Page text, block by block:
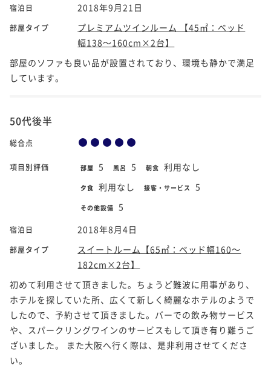
宿泊日 2018年9月21日
部屋タイプ
プレミアムツインルーム 【45㎡：ベッド
幅138～160cm×2台】
部屋のソファも良い品が設置されており、環境も静かで満足
しています。
50代後半
総合点
項目別評価 部屋 5 風呂 5 朝食 利用なし
夕食 利用なし 接客・サービス 5
その他設備 5
宿泊日 2018年8月4日
部屋タイプ
スイートルーム【65㎡：ベッド幅160～
182cm×2台】
初めて利用させて頂きました。ちょうど難波に用事があり、
ホテルを探していた所、広くて新しく綺麗なホテルのようで
したので、予約させて頂きました。バーでの飲み物サービス
や、スパークリングワインのサービスもして頂き有り難うご
ざいました。 また大阪へ行く際は、是非利用させてくださ
い。